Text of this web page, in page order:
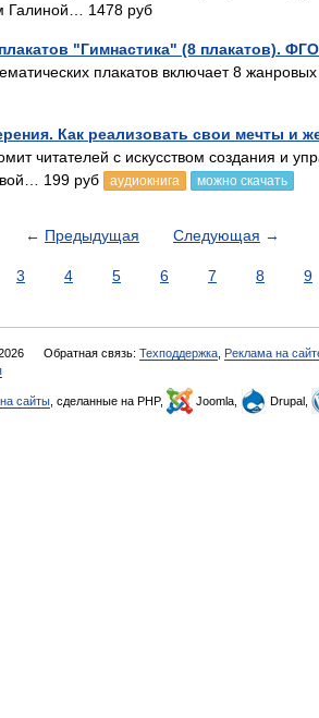
Галиной… 1478 руб
"Гимнастика" (8 плакатов).
плакатов включает 8
Как реализовать свои мечты и
читателей с искусством создания и
199 руб
аудиокнига можно скачать
← Предыдущая Следующая →
3 4 5 6 7 8 9
Обратная связь: Техподдержка Реклама на
сайты , сделанные на PHP, Joomla, Drupal,